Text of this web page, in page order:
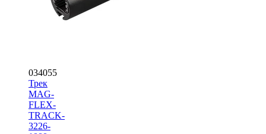
034055
Трек
MAG-
FLEX-
TRACK-
3226-